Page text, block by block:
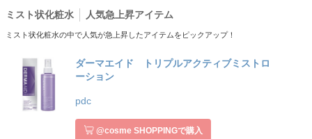
ミスト状化粧水 人気急上昇アイテム
ミスト状化粧水の中で人気が急上昇したアイテムをピックアップ！
ダーマエイド トリプルアクティブミストロ
ーション
pdc
@cosme SHOPPINGで購入